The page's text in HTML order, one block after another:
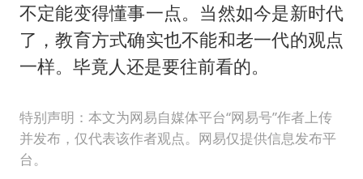
不定能变得懂事一点。当然如今是新时代
了，教育方式确实也不能和老一代的观点
一样。毕竟人还是要往前看的。
特别声明：本文为网易自媒体平台“网易号”作者上传
并发布，仅代表该作者观点。网易仅提供信息发布平
台。